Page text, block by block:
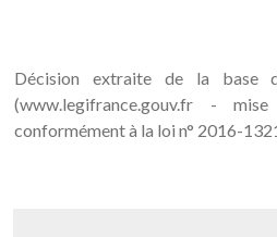
Décision extraite de la base
(www.legifrance.gouv.fr -
conformément à la loi n° 2016-